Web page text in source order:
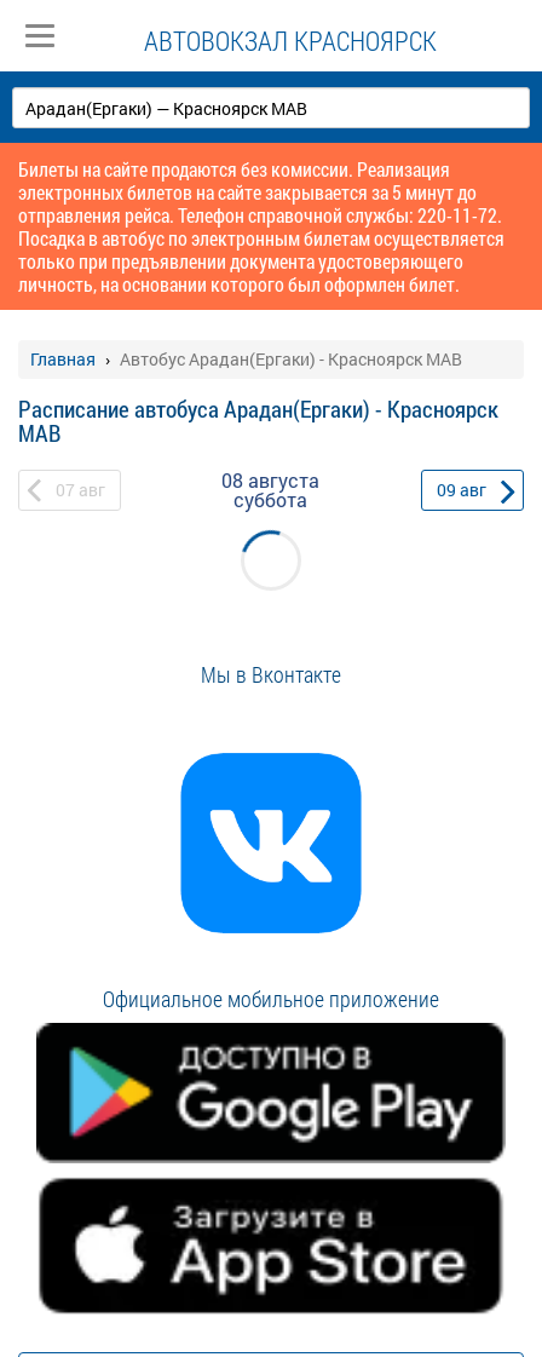
АВТОВОКЗАЛ КРАСНОЯРСК
Билеты на сайте продаются без комиссии. Реализация
электронных билетов на сайте закрывается за 5 минут до
отправления рейса. Телефон справочной службы: 220-11-72.
Посадка в автобус по электронным билетам осуществляется
только при предъявлении документа удостоверяющего
личность, на основании которого был оформлен билет.
Главная Автобус Арадан(Ергаки) - Красноярск МАВ
Расписание автобуса Арадан(Ергаки) - Красноярск
МАВ
07 авг 08 августа
суббота 09 авг
Мы в Вконтакте
Официальное мобильное приложение